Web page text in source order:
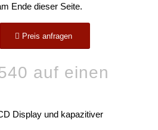
Ende dieser Seite.
Preis anfragen
auf einen
Display und kapazitiver